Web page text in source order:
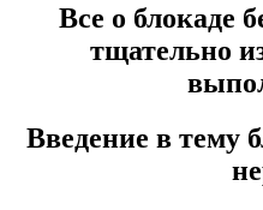
Все о блокаде
тщательно
Введение в тему